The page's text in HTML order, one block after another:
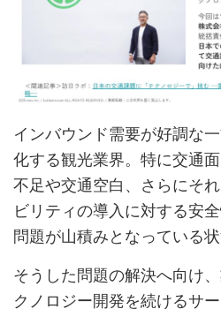
インバウンド需要が好調な
化する観光業界。特に交通
不足や交通空白、さらにそ
ビリティの導入に対する安
問題が山積みとなっている状
そうした問題の解決へ向け
クノロジー開発を続けるサー